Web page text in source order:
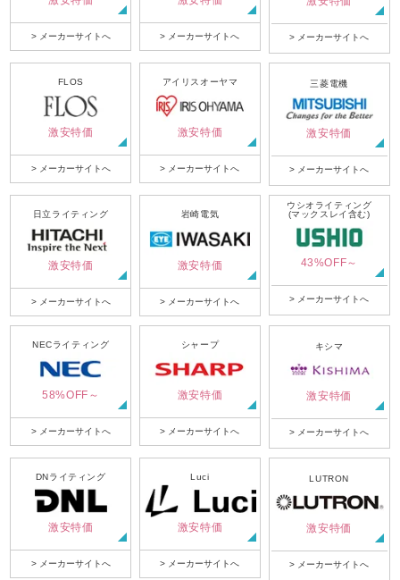
> メーカーサイトへ > メーカーサイトへ > メーカーサイトへ
FLOS
激安特価
> メーカーサイトへ
アイリスオーヤマ
激安特価
> メーカーサイトへ
三菱電機
激安特価
> メーカーサイトへ
日立ライティング
激安特価
> メーカーサイトへ
岩崎電気
激安特価
> メーカーサイトへ
ウシオライティング
(マックスレイ含む)
43%OFF～
> メーカーサイトへ
NECライティング
58%OFF～
> メーカーサイトへ
シャープ
激安特価
> メーカーサイトへ
キシマ
激安特価
> メーカーサイトへ
DNライティング
激安特価
> メーカーサイトへ
Luci
激安特価
> メーカーサイトへ
LUTRON
激安特価
> メーカーサイトへ